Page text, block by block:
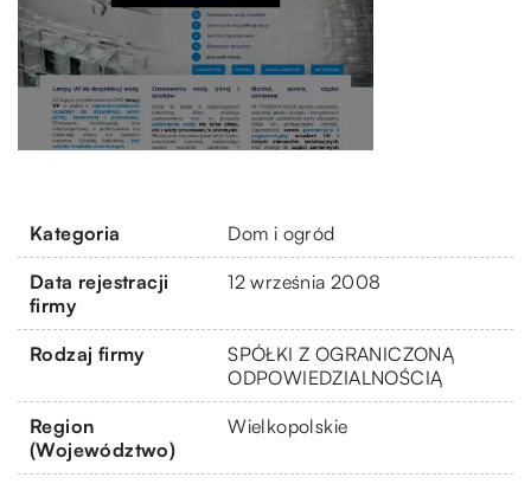
Kategoria Dom i ogród
Data rejestracji
firmy
12 września 2008
Rodzaj firmy
SPÓŁKI Z OGRANICZONĄ
ODPOWIEDZIALNOŚCIĄ
Region
(Województwo)
Wielkopolskie